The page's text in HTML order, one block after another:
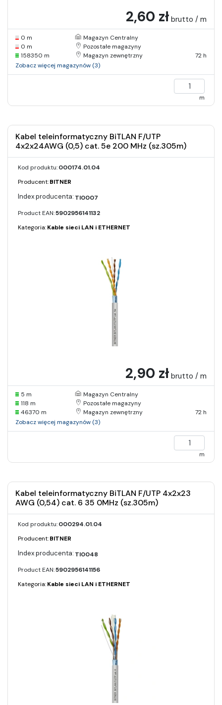
2,60 zł brutto / m
0 m
Magazyn Centralny
0 m
Pozostałe magazyny
158350 m
Magazyn zewnętrzny
72 h
Zobacz więcej magazynów (3)
m
Kabel teleinformatyczny BiTLAN F/UTP
4x2x24AWG (0,5) cat. 5e 200 MHz (sz.305m)
Kod produktu:000174.01.04
Producent:BITNER
TI0007
Product EAN:5902956141132
Kategoria:Kable sieci LAN i ETHERNET
2,90 zł brutto / m
5 m
Magazyn Centralny
118 m
Pozostałe magazyny
46370 m
Magazyn zewnętrzny
72 h
Zobacz więcej magazynów (3)
m
Kabel teleinformatyczny BiTLAN F/UTP 4x2x23
AWG (0,54) cat. 6 35 0MHz (sz.305m)
Kod produktu:000294.01.04
Producent:BITNER
TI0048
Product EAN:5902956141156
Kategoria:Kable sieci LAN i ETHERNET